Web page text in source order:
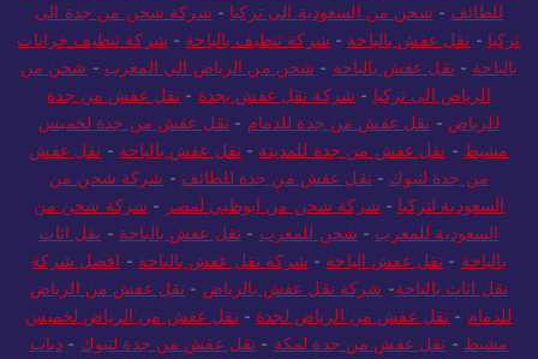
للطائف - شحن من السعودية الى تركيا - شركة شحن من جدة الى
تركيا - نقل عفش بالباحة - شركة تنظيف بالباحة - شركة تنظيف خزانات
بالباحة - نقل عفش بالباحة - شحن من الرياض الي المغرب - شحن من
الرياض الى تركيا - شركة نقل عفش بجدة - نقل عفش من جدة
للرياض - نقل عفش من جدة للدمام - نقل عفش من جدة لخميس
مشيط - نقل عفش من جدة للمدينة - نقل عفش بالباحة - نقل عفش
من جدة لتبوك - نقل عفش من جدة للطائف - شركة شحن من
السعودية لتركيا - شركة شحن من ابوظبي لمصر - شركة شحن من
السعودية للمغرب - شحن للمغرب - نقل عفش بالباحة - نقل اثاث
بالباحة - نقل عفش الباحة - شركة نقل عفش بالباحة - افضل شركة
نقل اثاث بالباحة- شركة نقل عفش بالرياض - نقل عفش من الرياض
للدمام - نقل عفش من الرياض لجدة - نقل عفش من الرياض لخميس
مشيط - نقل عفش من جدة لمكة - نقل عفش من جدة لتبوك - دباب